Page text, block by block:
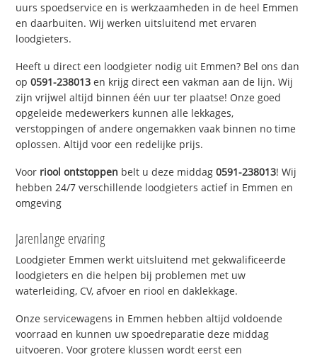
uurs spoedservice en is werkzaamheden in de heel Emmen
en daarbuiten. Wij werken uitsluitend met ervaren
loodgieters.
Heeft u direct een loodgieter nodig uit Emmen? Bel ons dan
op0591-238013 en krijg direct een vakman aan de lijn. Wij
zijn vrijwel altijd binnen één uur ter plaatse! Onze goed
opgeleide medewerkers kunnen alle lekkages,
verstoppingen of andere ongemakken vaak binnen no time
oplossen. Altijd voor een redelijke prijs.
Voor riool ontstoppen belt u deze middag0591-238013! Wij
hebben 24/7 verschillende loodgieters actief in Emmen en
omgeving
Jarenlange ervaring
Loodgieter Emmen werkt uitsluitend met gekwalificeerde
loodgieters en die helpen bij problemen met uw
waterleiding, CV, afvoer en riool en daklekkage.
Onze servicewagens in Emmen hebben altijd voldoende
voorraad en kunnen uw spoedreparatie deze middag
uitvoeren. Voor grotere klussen wordt eerst een